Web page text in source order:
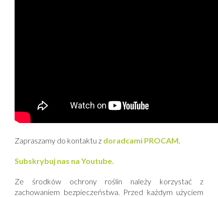
Zapraszamy do kontaktu z doradcami PROCAM.
Subskrybuj nas na Youtube.
Ze środków ochrony roślin należy korzystać z
zachowaniem bezpieczeństwa. Przed każdym użyciem